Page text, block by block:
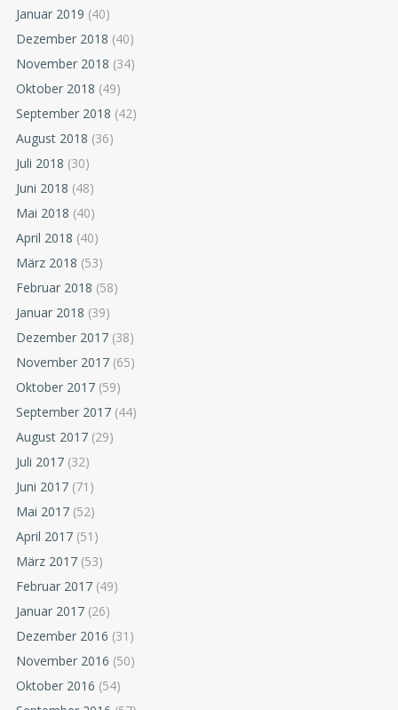
Januar 2019 (40)
Dezember 2018 (40)
November 2018 (34)
Oktober 2018 (49)
September 2018 (42)
August 2018 (36)
Juli 2018 (30)
Juni 2018 (48)
Mai 2018 (40)
April 2018 (40)
März 2018 (53)
Februar 2018 (58)
Januar 2018 (39)
Dezember 2017 (38)
November 2017 (65)
Oktober 2017 (59)
September 2017 (44)
August 2017 (29)
Juli 2017 (32)
Juni 2017 (71)
Mai 2017 (52)
April 2017 (51)
März 2017 (53)
Februar 2017 (49)
Januar 2017 (26)
Dezember 2016 (31)
November 2016 (50)
Oktober 2016 (54)